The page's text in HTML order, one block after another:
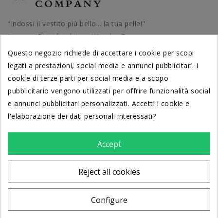
"Indossi il vestito più bello... la tua pelle!"
Lorenzo Riva, fondatore Wonder Company
PRODOTTI
DERMATOLOGICAMENTE TESTATI
LA NOSTRA AZIENDA
STORE INFORMATION
Questo negozio richiede di accettare i cookie per scopi
legati a prestazioni, social media e annunci pubblicitari. I
cookie di terze parti per social media e a scopo
pubblicitario vengono utilizzati per offrire funzionalità social
e annunci pubblicitari personalizzati. Accetti i cookie e
l'elaborazione dei dati personali interessati?
Accept
Reject all cookies
Configure